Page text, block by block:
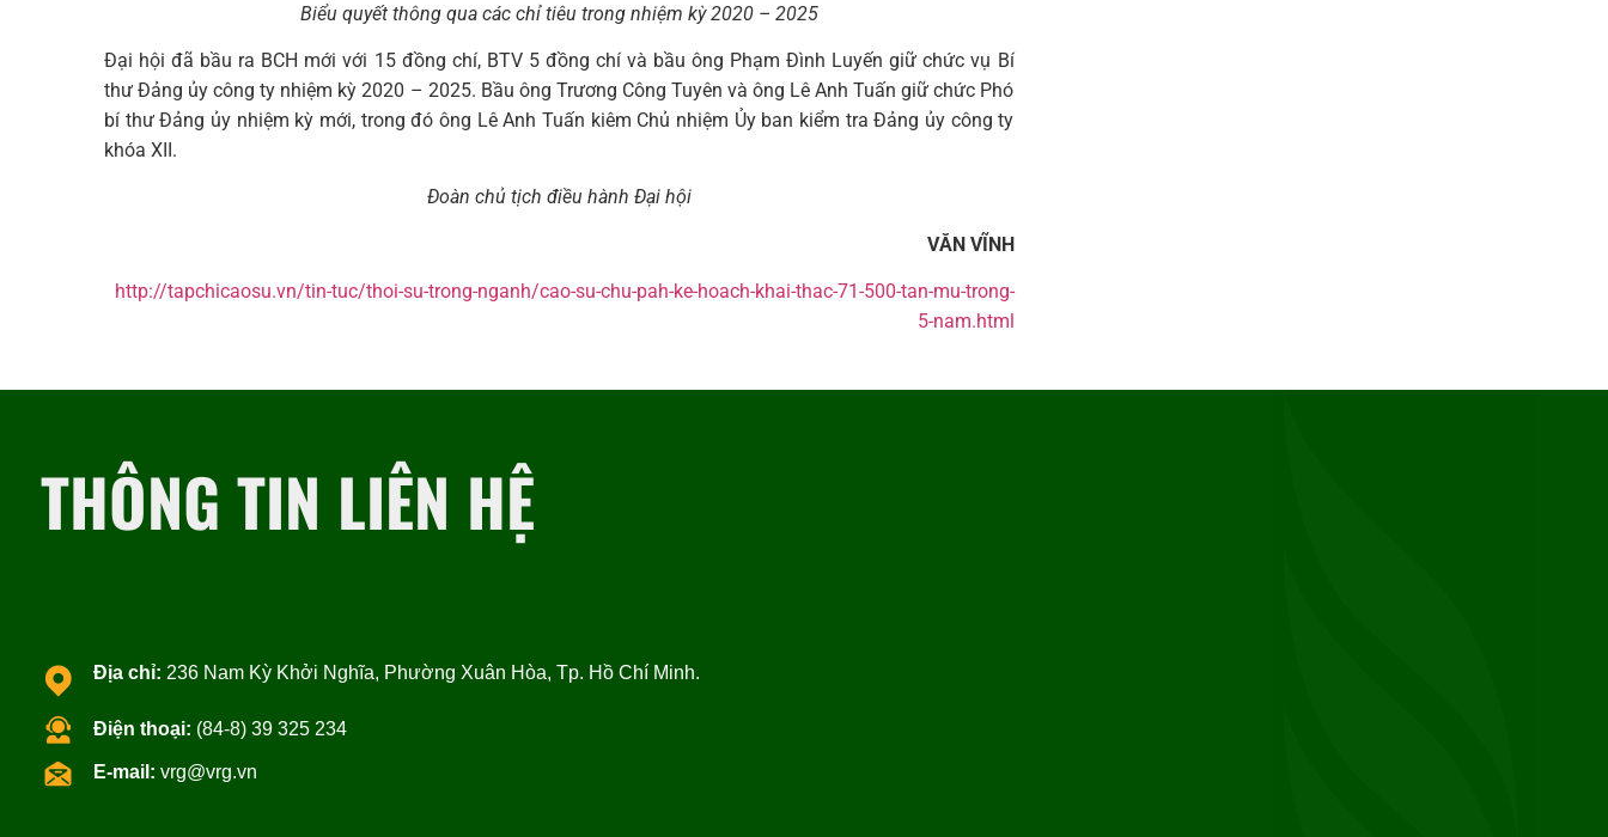
Biểu quyết thông qua các chỉ tiêu trong nhiệm kỳ 2020 – 2025
Đại hội đã bầu ra BCH mới với 15 đồng chí, BTV 5 đồng chí và bầu ông Phạm Đình Luyến giữ chức vụ Bí
thư Đảng ủy công ty nhiệm kỳ 2020 – 2025. Bầu ông Trương Công Tuyên và ông Lê Anh Tuấn giữ chức Phó
bí thư Đảng ủy nhiệm kỳ mới, trong đó ông Lê Anh Tuấn kiêm Chủ nhiệm Ủy ban kiểm tra Đảng ủy công ty
khóa XII.
Đoàn chủ tịch điều hành Đại hội
VĂN VĨNH
http://tapchicaosu.vn/tin-tuc/thoi-su-trong-nganh/cao-su-chu-pah-ke-hoach-khai-thac-71-500-tan-mu-trong-
5-nam.html
THÔNG TIN LIÊN HỆ
Địa chỉ: 236 Nam Kỳ Khởi Nghĩa, Phường Xuân Hòa, Tp. Hồ Chí Minh.
Điện thoại: (84-8) 39 325 234
E-mail: vrg@vrg.vn